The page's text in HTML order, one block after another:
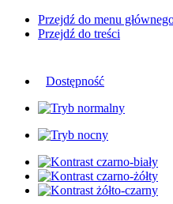
Przejdź do menu
Przejdź do treści
Dostępność